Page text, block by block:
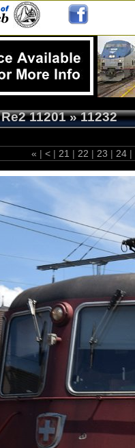
11201»11232
« | < | 21 | 22 | 23 | 24 |